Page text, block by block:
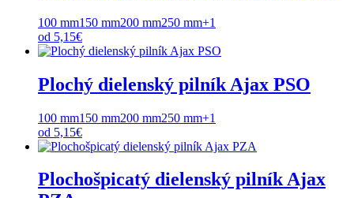
100 mm150 mm200 mm250 mm+1
od 5,15€
Plochý dielenský pilník Ajax PSO
100 mm150 mm200 mm250 mm+1
od 5,15€
Plochošpicatý dielenský pilník Ajax